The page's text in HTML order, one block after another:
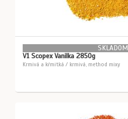
SKLADOM
V1 Scopex Vanilka 2850g
Krmivá a kŕmitká / krmivá, method mixy